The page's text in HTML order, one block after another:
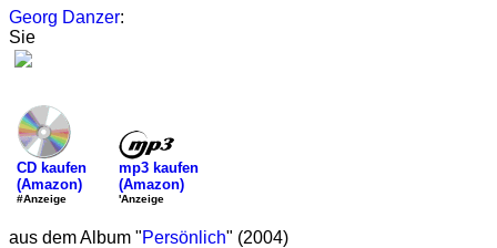
Georg Danzer:
Sie
CD kaufen
(Amazon)
#Anzeige
mp3 kaufen
(Amazon)
'Anzeige
aus dem Album "Persönlich" (2004)